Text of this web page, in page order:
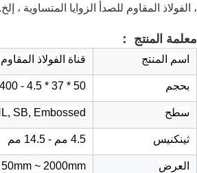
، الفولاذ المقاوم للصدأ الزوايا المتساوية ، إلخ.
معلمة المنتج ：
اسم المنتج قناة الفولاذ
بحجم 50 * 37 * 4.5 - 400 * 104 * 14.5
سطح SB, Embossed
ثينكنيس 4.5 مم - 14.5 مم
العرض 50mm ~ 2000mm أو حسب الطلب